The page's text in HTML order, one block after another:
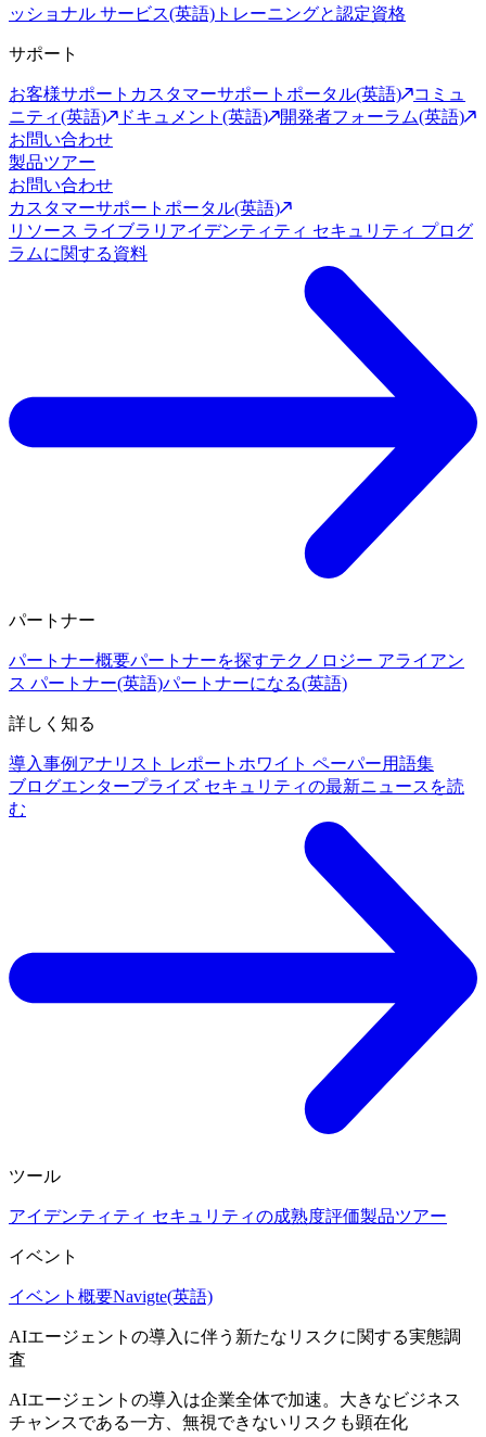
ッショナル サービス(英語) トレーニングと認定資格
サポート
お客様サポート カスタマーサポートポータル(英語)
コミュ
ニティ(英語)
ドキュメント(英語)
開発者フォーラム(英語)
お問い合わせ
製品ツアー
お問い合わせ
カスタマーサポートポータル(英語)
リソース ライブラリ アイデンティティ セキュリティ プログ
ラムに関する資料
パートナー
パートナー概要パートナーを探すテクノロジー アライアン
ス パートナー(英語)パートナーになる(英語)
詳しく知る
導入事例 アナリスト レポート ホワイト ペーパー用語集
ブログエンタープライズ セキュリティの最新ニュースを読
む
ツール
アイデンティティ セキュリティの成熟度評価製品ツアー
イベント
イベント概要Navigte(英語)
AIエージェントの導入に伴う新たなリスクに関する実態調
査
AIエージェントの導入は企業全体で加速。大きなビジネス
チャンスである一方、無視できないリスクも顕在化